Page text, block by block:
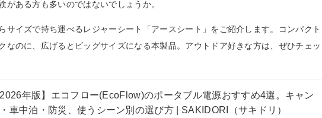
がある方も多いのではないでしょうか。
サイズで持ち運べるレジャーシート「アースシート」をご紹介します。コンパクト
なのに、広げるとビッグサイズになる本製品。アウトドア好きな方は、ぜひチェッ
2026年版】エコフロー(EcoFlow)のポータブル電源おすすめ4選。キャン
車中泊・防災、使うシーン別の選び方 | SAKIDORI（サキドリ）